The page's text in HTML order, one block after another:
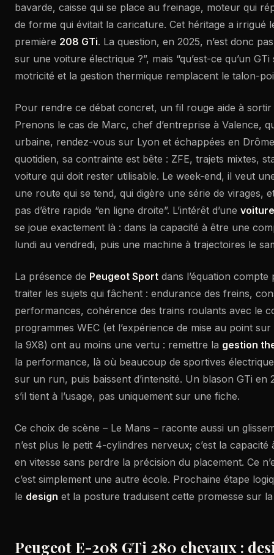
bavarde, caisse qui se place au freinage, moteur qui
de forme qui évitait la caricature. Cet héritage a irrigué
première 208 GTi. La question, en 2025, n’est donc
sur une voiture électrique ?”, mais “qu’est-ce qu’un
motricité et la gestion thermique remplacent le talon-
Pour rendre ce débat concret, un fil rouge aide à sortir
Prenons le cas de Marc, chef d’entreprise à Valence,
urbaine, rendez-vous sur Lyon et échappées en
quotidien, sa contrainte est bête : ZFE, trajets mixtes,
voiture qui doit rester utilisable. Le week-end, il veut
une route qui se tend, qui digère une série de virages,
pas d’être rapide “en ligne droite”. L’intérêt d’une
se joue exactement là : dans la capacité à être une
lundi au vendredi, puis une machine à trajectoires le
La présence de Peugeot Sport dans l’équation compte
traiter les sujets qui fâchent : endurance des freins,
performances, cohérence des trains roulants avec le
programmes WEC (et l’expérience de mise au point
la 9X8) ont au moins une vertu : remettre la gestion
la performance, là où beaucoup de sportives
sur un run, puis baissent d’intensité. Un blason GTi en
s’il tient à l’usage, pas uniquement sur une fiche.
Ce choix de scène – Le Mans – raconte aussi un
n’est plus le petit 4-cylindres nerveux; c’est la
en vitesse sans perdre la précision du placement. Ce
c’est simplement une autre école. Prochaine étape
le design et la posture traduisent cette promesse sur
Peugeot E-208 GTi 280 chevaux :